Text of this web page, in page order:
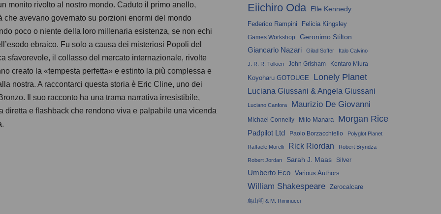
monito rivolto al nostro mondo. Caduto il primo anello,
avevano governato su porzioni enormi del mondo
poco o niente della loro millenaria esistenza, se non echi
ebraico. Fu solo a causa dei misteriosi Popoli del
sfavorevole, il collasso del mercato internazionale, rivolte
creato la «tempesta perfetta» e estinto la più complessa e
nostra. A raccontarci questa storia è Eric Cline, uno dei
Il suo racconto ha una trama narrativa irresistibile,
diretta e flashback che rendono viva e palpabile una vicenda
Eiichiro Oda Elle Kennedy
Federico Rampini
Felicia Kingsley
Games Workshop
Geronimo Stilton
Giancarlo Nazari
Gilad Soffer Italo Calvino
J. R. R. Tolkien John Grisham Kentaro Miura
Koyoharu GOTOUGE Lonely Planet
Luciana Giussani & Angela Giussani
Luciano Canfora Maurizio De Giovanni
Michael Connelly Milo Manara Morgan Rice
Padpilot Ltd Paolo Borzacchiello Polyglot Planet
Raffaele Morelli Rick Riordan Robert Bryndza
Robert Jordan Sarah J. Maas Silver
Umberto Eco Various Authors
William Shakespeare Zerocalcare
鳥山明 & M. Riminucci